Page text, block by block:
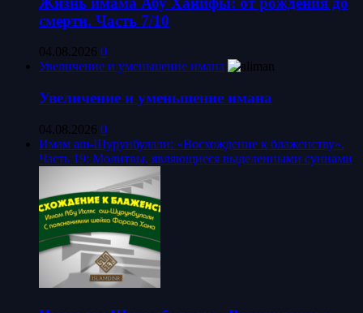
смерти. Часть 7/10
04.08.2026 0
Увеличение и уменьшение имана
Увеличение и уменьшение имана
04.08.2026 0
Имам аш-Шурунбулали: «Восхождение к блаженству».
Часть 19: Молитвы, являющиеся выделенными суннами